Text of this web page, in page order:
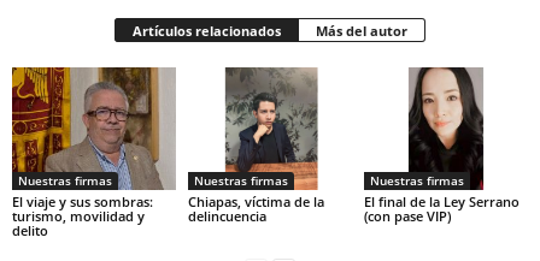
Artículos relacionados Más del autor
Nuestras firmas
El viaje y sus sombras:
turismo, movilidad y
delito
Nuestras firmas
Chiapas, víctima de la
delincuencia
Nuestras firmas
El final de la Ley Serrano
(con pase VIP)